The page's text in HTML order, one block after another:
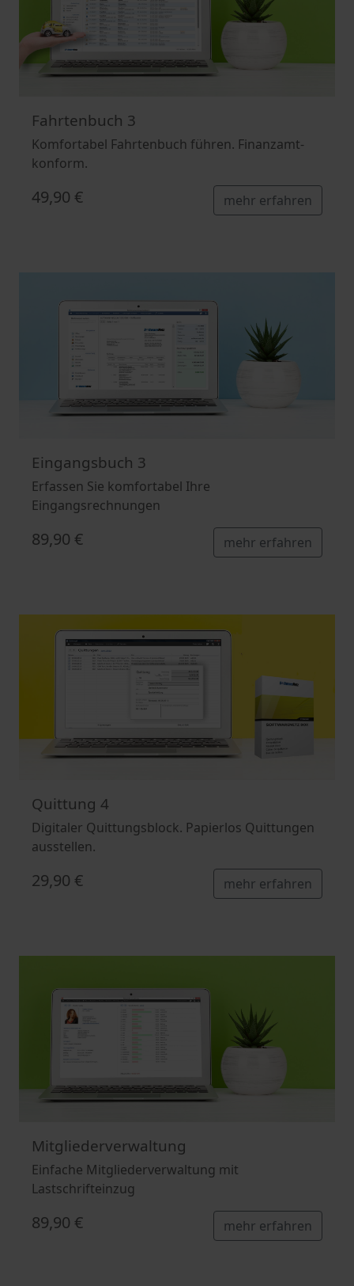
Fahrtenbuch 3
Komfortabel Fahrtenbuch führen. Finanzamt-
konform.
49,90 € mehr erfahren
Eingangsbuch 3
Erfassen Sie komfortabel Ihre
Eingangsrechnungen
89,90 € mehr erfahren
Quittung 4
Digitaler Quittungsblock. Papierlos Quittungen
ausstellen.
29,90 € mehr erfahren
Mitgliederverwaltung
Einfache Mitgliederverwaltung mit
Lastschrifteinzug
89,90 € mehr erfahren